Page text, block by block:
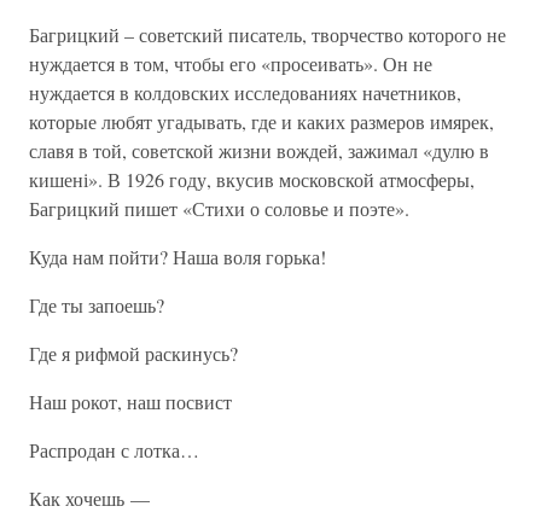
Багрицкий – советский писатель, творчество которого не
нуждается в том, чтобы его «просеивать». Он не
нуждается в колдовских исследованиях начетников,
которые любят угадывать, где и каких размеров имярек,
славя в той, советской жизни вождей, зажимал «дулю в
кишені». В 1926 году, вкусив московской атмосферы,
Багрицкий пишет «Стихи о соловье и поэте».
Куда нам пойти? Наша воля горька!
Где ты запоешь?
Где я рифмой раскинусь?
Наш рокот, наш посвист
Распродан с лотка…
Как хочешь —